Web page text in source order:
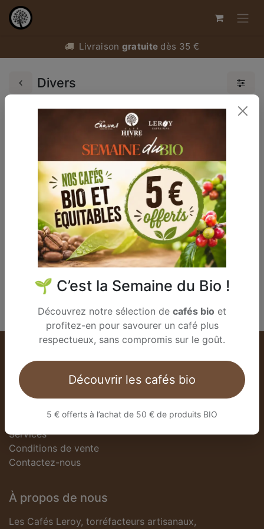
Livraison gratuite dès 35 €
Divers
Mug Isotherme Inox
€
🌱 C’est la Semaine du Bio !
Découvrez notre sélection de cafés bio et
profitez-en pour savourer un café plus
respectueux, sans compromis sur le goût.
Découvrir les cafés bio
5 € offerts à l’achat de 50 € de produits BIO
Liens utiles
Page d'accueil
Services
Conditions de vente
Contactez-nous
À propos de nous
Les Cafés Leroy, torréfacteurs artisanaux,